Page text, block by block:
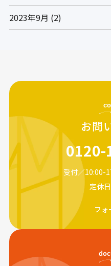
2023年9月 (2)
お問
0120-
受付／10:00-
定休
フ